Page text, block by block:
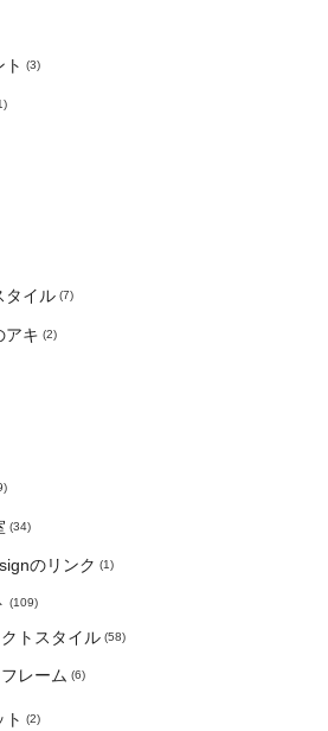
ト (3)
タイル (7)
アキ (2)
(34)
のリンク (1)
(109)
トスタイル (58)
レーム (6)
ト (2)